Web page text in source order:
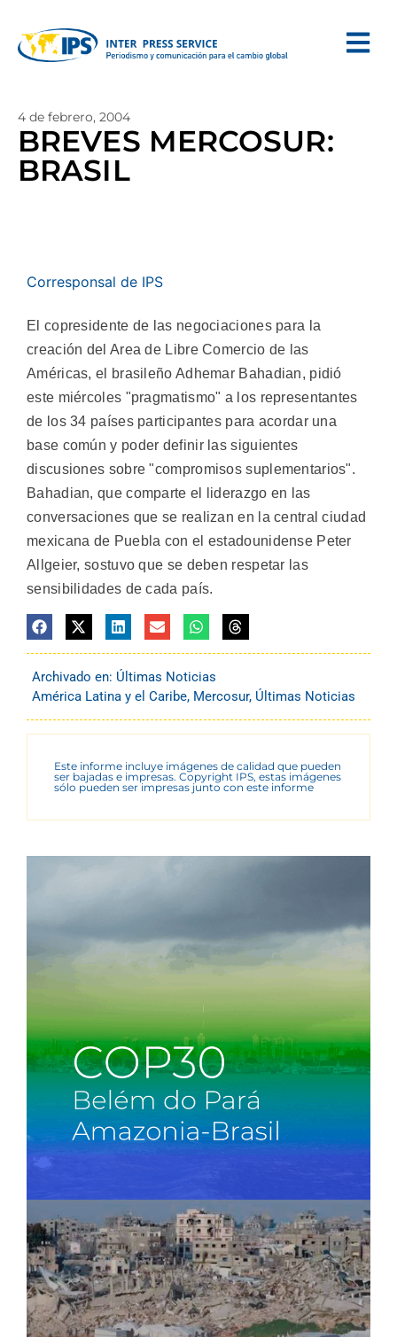
4 de febrero, 2004
BREVES MERCOSUR:
BRASIL
Corresponsal de IPS
El copresidente de las negociaciones para la
creación del Area de Libre Comercio de las
Américas, el brasileño Adhemar Bahadian, pidió
este miércoles "pragmatismo" a los representantes
de los 34 países participantes para acordar una
base común y poder definir las siguientes
discusiones sobre "compromisos suplementarios".
Bahadian, que comparte el liderazgo en las
conversaciones que se realizan en la central ciudad
mexicana de Puebla con el estadounidense Peter
Allgeier, sostuvo que se deben respetar las
sensibilidades de cada país.
Archivado en: Últimas Noticias
América Latina y el Caribe, Mercosur, Últimas Noticias
Este informe incluye imágenes de calidad que pueden
ser bajadas e impresas. Copyright IPS, estas imágenes
sólo pueden ser impresas junto con este informe